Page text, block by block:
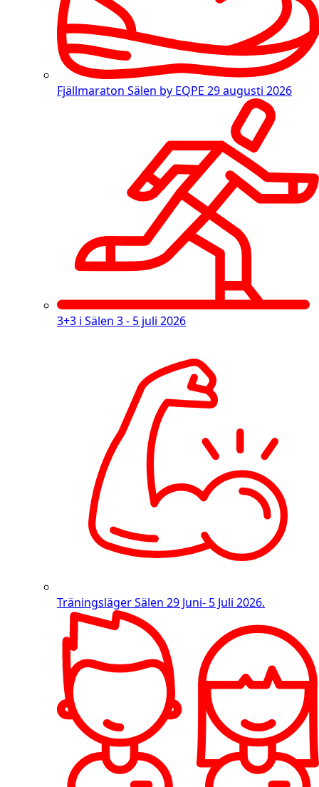
Fjällmaraton Sälen by EQPE 29 augusti 2026
3+3 i Sälen 3 - 5 juli 2026
Träningsläger Sälen 29 Juni- 5 Juli 2026.